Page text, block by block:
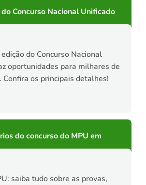
Concurso Nacional Unificado
do Concurso Nacional
oportunidades para milhares de
Confira os principais detalhes!
do concurso do MPU em
saiba tudo sobre as provas,